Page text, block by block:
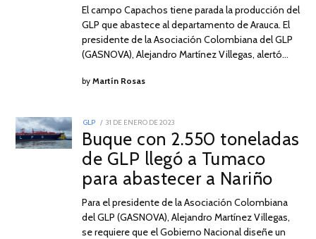
El campo Capachos tiene parada la producción del
GLP que abastece al departamento de Arauca. El
presidente de la Asociación Colombiana del GLP
(GASNOVA), Alejandro Martínez Villegas, alertó…
byMartín Rosas
GLP
POSTED
31 DE ENERO DE 2023
Buque con 2.550 toneladas
de GLP llegó a Tumaco
para abastecer a Nariño
Para el presidente de la Asociación Colombiana
del GLP (GASNOVA), Alejandro Martínez Villegas,
se requiere que el Gobierno Nacional diseñe un